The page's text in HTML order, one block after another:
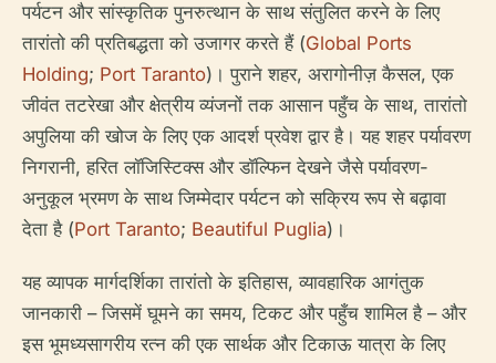
पर्यटन और सांस्कृतिक पुनरुत्थान के साथ संतुलित करने के लिए
तारांतो की प्रतिबद्धता को उजागर करते हैं (Global Ports
Holding; Port Taranto)। पुराने शहर, अरागोनीज़ कैसल, एक
जीवंत तटरेखा और क्षेत्रीय व्यंजनों तक आसान पहुँच के साथ, तारांतो
अपुलिया की खोज के लिए एक आदर्श प्रवेश द्वार है। यह शहर पर्यावरण
निगरानी, हरित लॉजिस्टिक्स और डॉल्फिन देखने जैसे पर्यावरण-
अनुकूल भ्रमण के साथ जिम्मेदार पर्यटन को सक्रिय रूप से बढ़ावा
देता है (Port Taranto; Beautiful Puglia)।
यह व्यापक मार्गदर्शिका तारांतो के इतिहास, व्यावहारिक आगंतुक
जानकारी – जिसमें घूमने का समय, टिकट और पहुँच शामिल है – और
इस भूमध्यसागरीय रत्न की एक सार्थक और टिकाऊ यात्रा के लिए